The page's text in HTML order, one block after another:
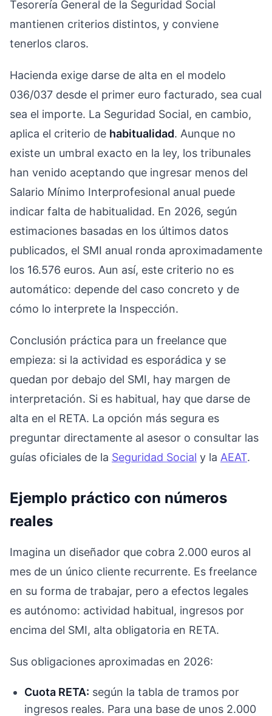
Tesorería General de la Seguridad Social
mantienen criterios distintos, y conviene
tenerlos claros.
Hacienda exige darse de alta en el modelo
036/037 desde el primer euro facturado, sea cual
sea el importe. La Seguridad Social, en cambio,
aplica el criterio de habitualidad. Aunque no
existe un umbral exacto en la ley, los tribunales
han venido aceptando que ingresar menos del
Salario Mínimo Interprofesional anual puede
indicar falta de habitualidad. En 2026, según
estimaciones basadas en los últimos datos
publicados, el SMI anual ronda aproximadamente
los 16.576 euros. Aun así, este criterio no es
automático: depende del caso concreto y de
cómo lo interprete la Inspección.
Conclusión práctica para un freelance que
empieza: si la actividad es esporádica y se
quedan por debajo del SMI, hay margen de
interpretación. Si es habitual, hay que darse de
alta en el RETA. La opción más segura es
preguntar directamente al asesor o consultar las
guías oficiales de la Seguridad Social y la AEAT.
Ejemplo práctico con números
reales
Imagina un diseñador que cobra 2.000 euros al
mes de un único cliente recurrente. Es freelance
en su forma de trabajar, pero a efectos legales
es autónomo: actividad habitual, ingresos por
encima del SMI, alta obligatoria en RETA.
Sus obligaciones aproximadas en 2026:
Cuota RETA: según la tabla de tramos por
ingresos reales. Para una base de unos 2.000